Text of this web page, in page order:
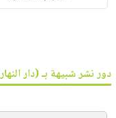
دور نشر شبيهة بـ (دار